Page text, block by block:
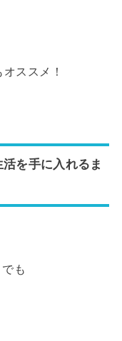
ススメ！
活を手に入れるま
も